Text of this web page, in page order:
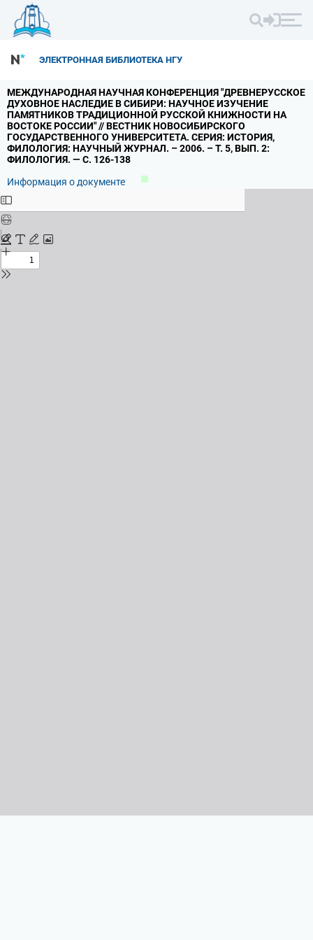
ЭЛЕКТРОННАЯ БИБЛИОТЕКА НГУ
МЕЖДУНАРОДНАЯ НАУЧНАЯ КОНФЕРЕНЦИЯ "ДРЕВНЕРУССКОЕ
ДУХОВНОЕ НАСЛЕДИЕ В СИБИРИ: НАУЧНОЕ ИЗУЧЕНИЕ
ПАМЯТНИКОВ ТРАДИЦИОННОЙ РУССКОЙ КНИЖНОСТИ НА
ВОСТОКЕ РОССИИ" // ВЕСТНИК НОВОСИБИРСКОГО
ГОСУДАРСТВЕННОГО УНИВЕРСИТЕТА. СЕРИЯ: ИСТОРИЯ,
ФИЛОЛОГИЯ: НАУЧНЫЙ ЖУРНАЛ. – 2006. – Т. 5,ВЫП. 2:
ФИЛОЛОГИЯ. — С. 126-138
Информация о документе